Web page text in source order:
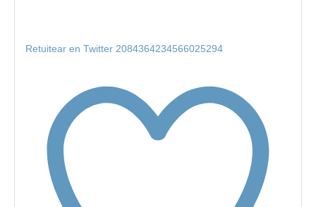
Retuitear en Twitter 2084364234566025294